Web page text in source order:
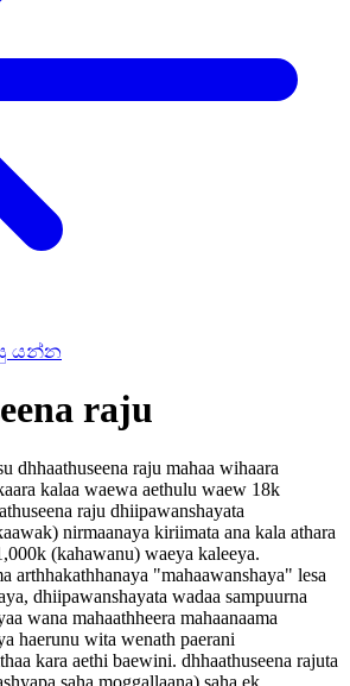
යන්න
raju
dhhaathuseena raju mahaa wihaara
kalaa waewa aethulu waew 18k
raju dhiipawanshayata
nirmaanaya kiriimata ana kala athara
(kahawanu) waeya kaleeya.
arthhakathhanaya "mahaawanshaya" lesa
dhiipawanshayata wadaa sampuurna
wana mahaathheera mahaanaama
haerunu wita wenath paerani
kara aethi baewini. dhhaathuseena rajuta
saha moggallaana) saha ek